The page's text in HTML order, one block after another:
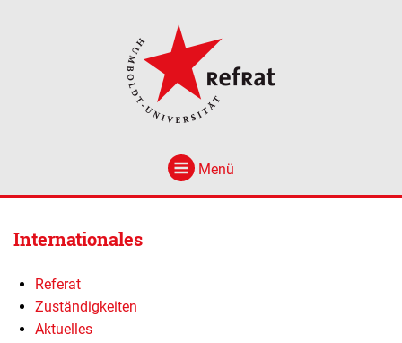
Menü
Internationales
Referat
Zuständigkeiten
Aktuelles